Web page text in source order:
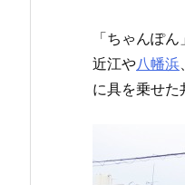
「ちゃんぽ
近江や八幡浜
に具を乗せた